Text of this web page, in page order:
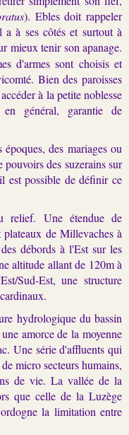
). Ebles doit rappeler
a à ses côtés et surtout à
mieux tenir son apanage.
d'armes sont choisis et
Bien des paroisses
à la petite noblesse
général, garantie de
des mariages ou
pouvoirs des suzerains sur
est possible de définir ce
relief. Une étendue de
de Millevaches à
débords à l'Est sur les
altitude allant de 120m à
Sud-Est, une structure
hydrologique du bassin
amorce de la moyenne
Une série d'affluents qui
micro secteurs humains,
de vie. La vallée de la
que celle de la Luzège
la limitation entre